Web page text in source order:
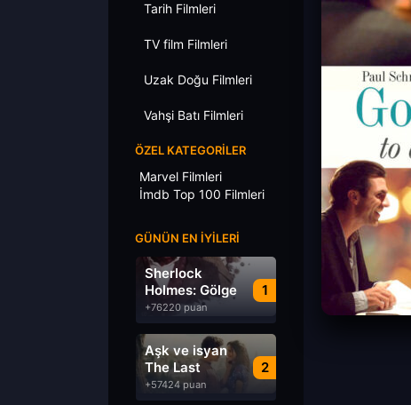
Tarih Filmleri
TV film Filmleri
Uzak Doğu Filmleri
Vahşi Batı Filmleri
ÖZEL KATEGORILER
Marvel Filmleri
İmdb Top 100 Filmleri
GÜNÜN EN İYILERI
1
Sherlock
Holmes: Gölge
Oyunları
+76220 puan
2
Aşk ve isyan
The Last
Parasido izle
+57424 puan